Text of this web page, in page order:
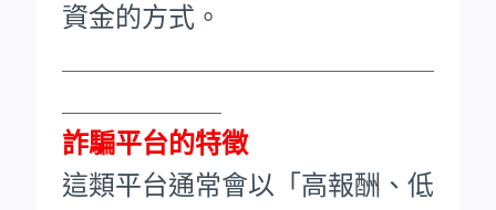
資金的方式。
詐騙平台的特徵
這類平台通常會以「高報酬、低